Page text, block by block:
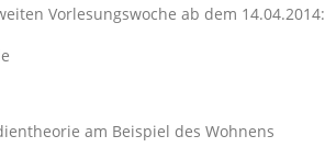
Vorlesungswoche ab dem 14.04.2014:
am Beispiel des Wohnens